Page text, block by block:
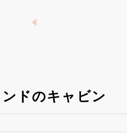
ドのキャビン